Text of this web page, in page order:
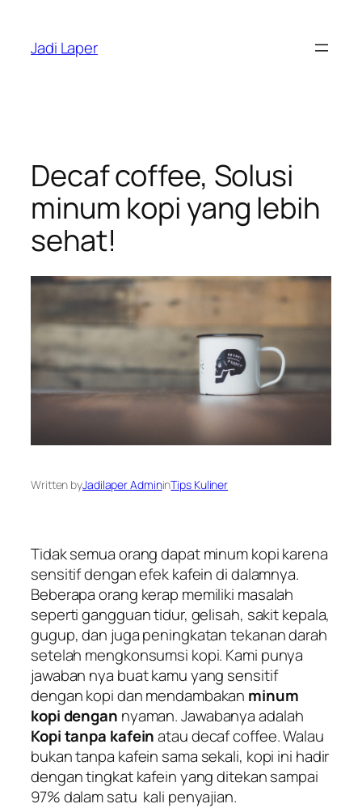
content
Jadi Laper
Decaf coffee, Solusi
minum kopi yang lebih
sehat!
Written byJadilaper AdmininTips Kuliner
Tidak semua orang dapat minum kopi karena
sensitif dengan efek kafein di dalamnya.
Beberapa orang kerap memiliki masalah
seperti gangguan tidur, gelisah, sakit kepala,
gugup, dan juga peningkatan tekanan darah
setelah mengkonsumsi kopi. Kami punya
jawaban nya buat kamu yang sensitif
dengan kopi dan mendambakan minum
kopi dengan nyaman. Jawabanya adalah
Kopi tanpa kafeinatau decaf coffee. Walau
bukan tanpa kafein sama sekali, kopi ini hadir
dengan tingkat kafein yang ditekan sampai
97% dalam satu kali penyajian.